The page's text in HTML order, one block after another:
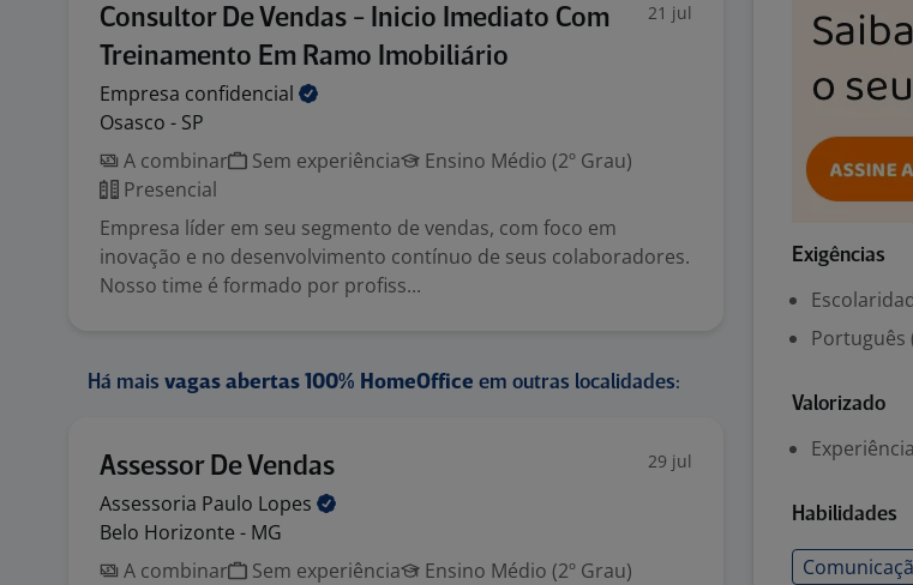
Consultor De Vendas - Inicio Imediato Com
Treinamento Em Ramo Imobiliário
21 jul
Empresa confidencial
Osasco - SP
A combinar
Sem experiência
Ensino Médio (2º Grau)
Presencial
Empresa líder em seu segmento de vendas, com foco em
inovação e no desenvolvimento contínuo de seus colaboradores.
Nosso time é formado por profiss...
Há mais vagas abertas 100% HomeOffice em outras localidades:
Assessor De Vendas 29 jul
Assessoria Paulo Lopes
Belo Horizonte - MG
A combinar
Sem experiência
Ensino Médio (2º Grau)
Exigências
Português
Valorizado
Habilidades